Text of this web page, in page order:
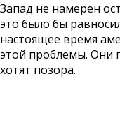
Запад не намерен
это было бы
настоящее время
этой проблемы. Они
хотят позора.